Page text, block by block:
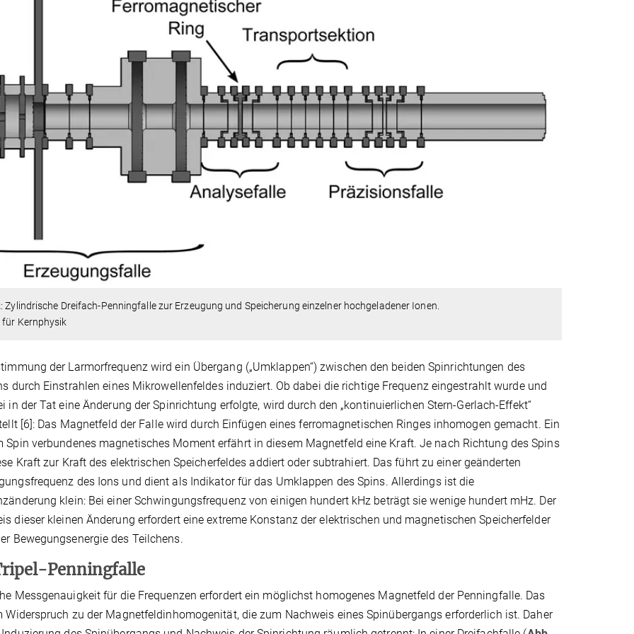
: Zylindrische Dreifach-Penningfalle zur Erzeugung und Speicherung einzelner hochgeladener Ionen.
Kernphysik
der Larmorfrequenz wird ein Übergang („Umklappen“) zwischen den beiden Spinrichtungen des
durch Einstrahlen eines Mikrowellenfeldes induziert. Ob dabei die richtige Frequenz eingestrahlt wurde und
in der Tat eine Änderung der Spinrichtung erfolgte, wird durch den „kontinuierlichen Stern-Gerlach-Effekt“
[6]: Das Magnetfeld der Falle wird durch Einfügen eines ferromagnetischen Ringes inhomogen gemacht. Ein
Spin verbundenes magnetisches Moment erfährt in diesem Magnetfeld eine Kraft. Je nach Richtung des Spins
Kraft zur Kraft des elektrischen Speicherfeldes addiert oder subtrahiert. Das führt zu einer geänderten
des Ions und dient als Indikator für das Umklappen des Spins. Allerdings ist die
klein: Bei einer Schwingungsfrequenz von einigen hundert kHz beträgt sie wenige hundert mHz. Der
dieser kleinen Änderung erfordert eine extreme Konstanz der elektrischen und magnetischen Speicherfelder
Bewegungsenergie des Teilchens.
Penningfalle
Messgenauigkeit für die Frequenzen erfordert ein möglichst homogenes Magnetfeld der Penningfalle. Das
Widerspruch zu der Magnetfeldinhomogenität, die zum Nachweis eines Spinübergangs erforderlich ist. Daher